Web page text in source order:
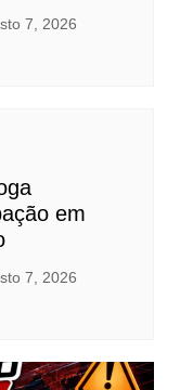
7, 2026
em
7, 2026